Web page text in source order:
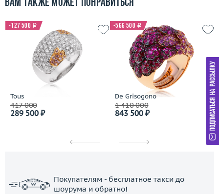
Вам также может понравиться
Tous
417 000
289 500 ₽
-127 500 i
De Grisogono
1 410 000
843 500 ₽
-566 500 i
Покупателям - бесплатное такси до
шоурума и обратно!